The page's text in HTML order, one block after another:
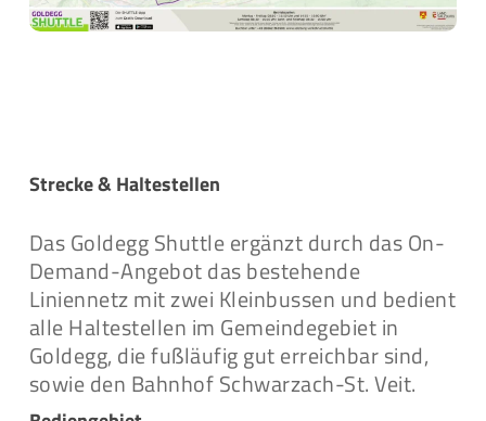
Strecke & Haltestellen
Das Goldegg Shuttle ergänzt durch das On-
Demand-Angebot das bestehende
Liniennetz mit zwei Kleinbussen und bedient
alle Haltestellen im Gemeindegebiet in
Goldegg, die fußläufig gut erreichbar sind,
sowie den Bahnhof Schwarzach-St. Veit.